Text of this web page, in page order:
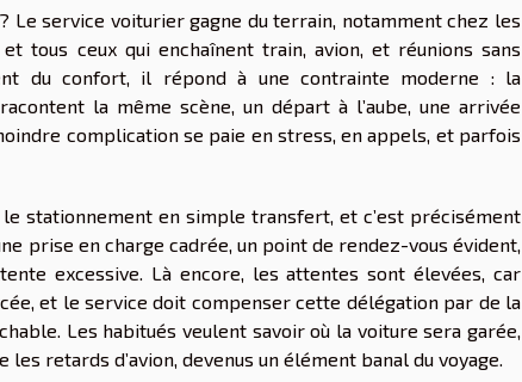
Le service voiturier gagne du terrain, notamment chez les
tous ceux qui enchaînent train, avion, et réunions sans
du confort, il répond à une contrainte moderne : la
la même scène, un départ à l’aube, une arrivée
complication se paie en stress, en appels, et parfois
stationnement en simple transfert, et c’est précisément
prise en charge cadrée, un point de rendez-vous évident,
excessive. Là encore, les attentes sont élevées, car
et le service doit compenser cette délégation par de la
Les habitués veulent savoir où la voiture sera garée,
retards d’avion, devenus un élément banal du voyage.